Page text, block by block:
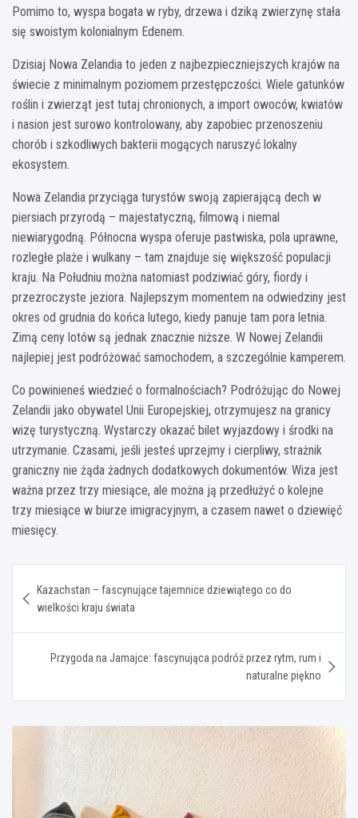
Pomimo to, wyspa bogata w ryby, drzewa i dziką zwierzynę stała
się swoistym kolonialnym Edenem.
Dzisiaj Nowa Zelandia to jeden z najbezpieczniejszych krajów na
świecie z minimalnym poziomem przestępczości. Wiele gatunków
roślin i zwierząt jest tutaj chronionych, a import owoców, kwiatów
i nasion jest surowo kontrolowany, aby zapobiec przenoszeniu
chorób i szkodliwych bakterii mogących naruszyć lokalny
ekosystem.
Nowa Zelandia przyciąga turystów swoją zapierającą dech w
piersiach przyrodą – majestatyczną, filmową i niemal
niewiarygodną. Północna wyspa oferuje pastwiska, pola uprawne,
rozległe plaże i wulkany – tam znajduje się większość populacji
kraju. Na Południu można natomiast podziwiać góry, fiordy i
przezroczyste jeziora. Najlepszym momentem na odwiedziny jest
okres od grudnia do końca lutego, kiedy panuje tam pora letnia.
Zimą ceny lotów są jednak znacznie niższe. W Nowej Zelandii
najlepiej jest podróżować samochodem, a szczególnie kamperem.
Co powinieneś wiedzieć o formalnościach? Podróżując do Nowej
Zelandii jako obywatel Unii Europejskiej, otrzymujesz na granicy
wizę turystyczną. Wystarczy okazać bilet wyjazdowy i środki na
utrzymanie. Czasami, jeśli jesteś uprzejmy i cierpliwy, strażnik
graniczny nie żąda żadnych dodatkowych dokumentów. Wiza jest
ważna przez trzy miesiące, ale można ją przedłużyć o kolejne
trzy miesiące w biurze imigracyjnym, a czasem nawet o dziewięć
miesięcy.
wpisu
Kazachstan – fascynujące tajemnice dziewiątego co do
wielkości kraju świata
Przygoda na Jamajce: fascynująca podróż przez rytm, rum i
naturalne piękno